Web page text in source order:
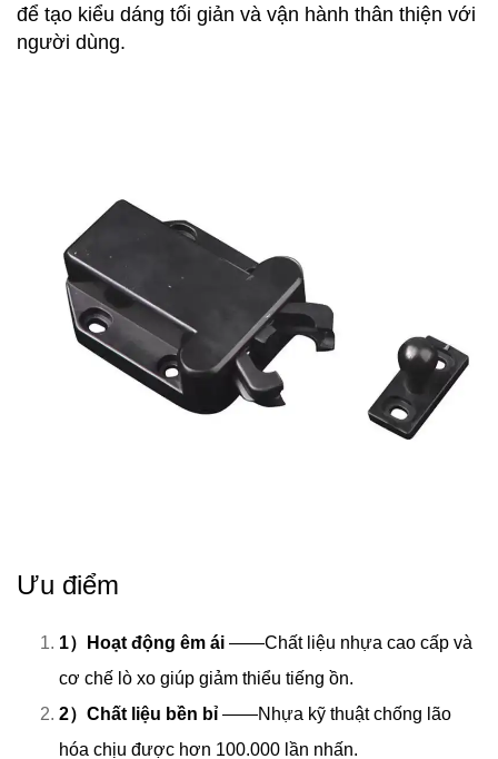
để tạo kiểu dáng tối giản và vận hành thân thiện với
người dùng.
Ưu điểm
1）Hoạt động êm ái ——Chất liệu nhựa cao cấp và
cơ chế lò xo giúp giảm thiểu tiếng ồn.
2）Chất liệu bền bỉ ——Nhựa kỹ thuật chống lão
hóa chịu được hơn 100.000 lần nhấn.